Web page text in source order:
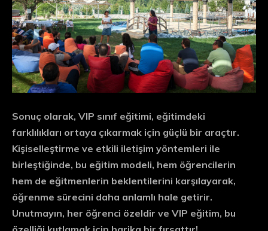
Sonuç olarak, VIP sınıf eğitimi, eğitimdeki
farklılıkları ortaya çıkarmak için güçlü bir araçtır.
Kişiselleştirme ve etkili iletişim yöntemleri ile
birleştiğinde, bu eğitim modeli, hem öğrencilerin
hem de eğitmenlerin beklentilerini karşılayarak,
öğrenme sürecini daha anlamlı hale getirir.
Unutmayın, her öğrenci özeldir ve VIP eğitim, bu